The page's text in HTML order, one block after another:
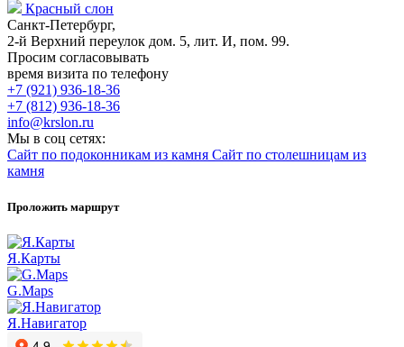
Красный слон
Санкт-Петербург,
2-й Верхний переулок дом. 5, лит. И, пом. 99.
Просим согласовывать
время визита по телефону
+7 (921) 936-18-36
+7 (812) 936-18-36
info@krslon.ru
Мы в соц сетях:
Сайт по подоконникам из камня Сайт по столешницам из
камня
Проложить маршрут
Я.Карты
G.Maps
Я.Навигатор